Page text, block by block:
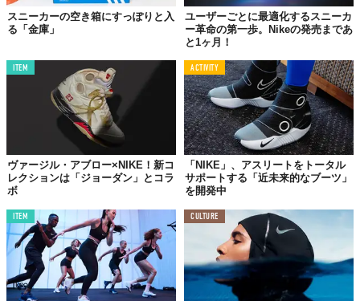
スニーカーの空き箱にすっぽりと入
る「金庫」
ユーザーごとに最適化するスニーカ
ー革命の第一歩。Nikeの発売まであ
と1ヶ月！
ITEM
ヴァージル・アブロー×NIKE！新コ
レクションは「ジョーダン」とコラ
ボ
ACTIVITY
「NIKE」、アスリートをトータル
サポートする「近未来的なブーツ」
を開発中
ITEM CULTURE